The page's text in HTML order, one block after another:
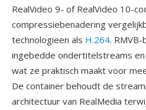
RealVideo 9- of RealVideo 10-
compressiebenadering
technologieen als H.264.
ingebedde ondertitelstreams
wat ze praktisch maakt voor
De container behoudt de
architectuur van RealMedia